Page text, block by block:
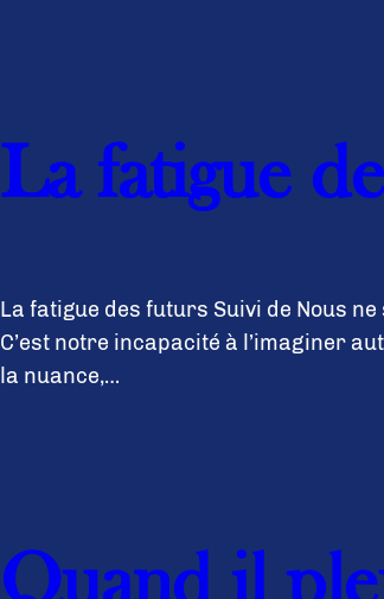
La fatigue
La fatigue des futurs Suivi de Nous
C’est notre incapacité à l’imaginer
la nuance,…